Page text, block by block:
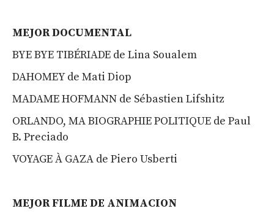
MEJOR DOCUMENTAL
BYE BYE TIBÉRIADE de Lina Soualem
DAHOMEY de Mati Diop
MADAME HOFMANN de Sébastien Lifshitz
ORLANDO, MA BIOGRAPHIE POLITIQUE de Paul
B. Preciado
VOYAGE À GAZA de Piero Usberti
MEJOR FILME DE ANIMACION